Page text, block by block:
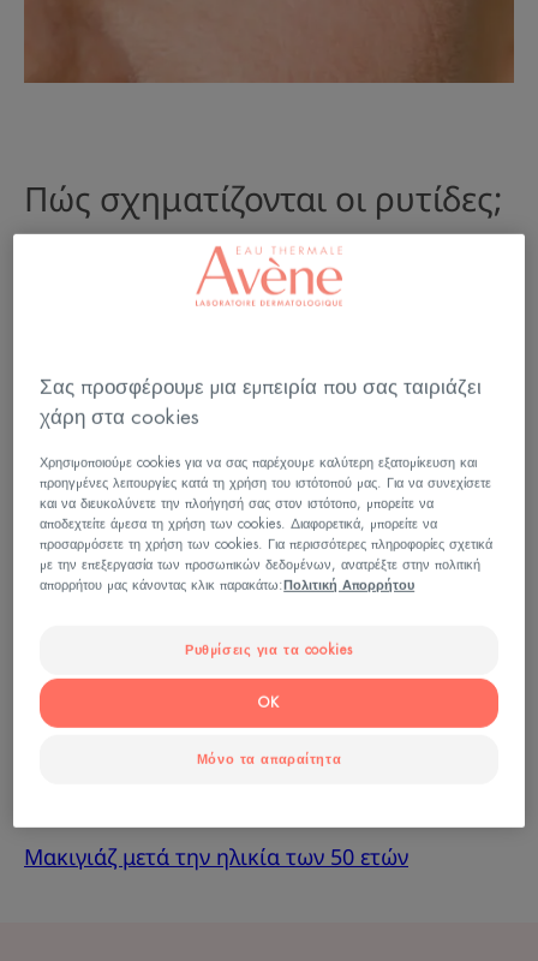
Πώς σχηματίζονται οι ρυτίδες;
Οι πρώτες ρυτίδες αρχίζουν συνήθως να
εμφανίζονται στη γωνία των ματιών στην ηλικία
Ο σχηματισμός τους συνδέεται τόσο με
εσωτερικούς παράγοντες (φυσιολογική
γήρανση των κυττάρων, ορμονικές αλλαγές
κ.λπ.) όσο και με εξωτερικούς παράγοντες
(ήλιος, καπνός, ρύπανση κ.λπ.).
Όταν υπάρχουν ρυτίδες, η επιδερμίδα είναι
Στόχος είναι να εξομαλυνθεί η επιδερμίδα και
να φωτιστούν οι ρυτίδες και οι σκιές στο
πρόσωπο. Το μακιγιάζ ματιών και χειλιών θα
συμβάλει και αυτό στην αναζωογόνηση των
Μακιγιάζ μετά την ηλικία των 50 ετών
Σας προσφέρουμε μια εμπειρία που σας ταιριάζει
χάρη στα cookies
Χρησιμοποιούμε cookies για να σας παρέχουμε καλύτερη εξατομίκευση και
προηγμένες λειτουργίες κατά τη χρήση του ιστότοπού μας. Για να συνεχίσετε
και να διευκολύνετε την πλοήγησή σας στον ιστότοπο, μπορείτε να
αποδεχτείτε άμεσα τη χρήση των cookies. Διαφορετικά, μπορείτε να
προσαρμόσετε τη χρήση των cookies. Για περισσότερες πληροφορίες σχετικά
με την επεξεργασία των προσωπικών δεδομένων, ανατρέξτε στην πολιτική
απορρήτου μας κάνοντας κλικ παρακάτω: Πολιτική Απορρήτου
Ρυθμίσεις για τα cookies
Μόνο τα απαραίτητα
OK